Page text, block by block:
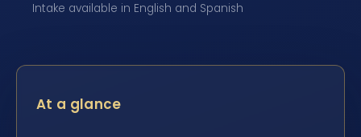
Intake available in English and Spanish
At a glance